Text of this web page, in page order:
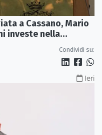
a Cassano, Mario
investe nella
Condividi su:
Ieri